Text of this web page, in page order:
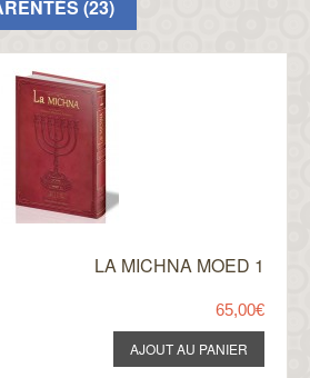
(23)
LA MICHNA MOED 1
65,00€